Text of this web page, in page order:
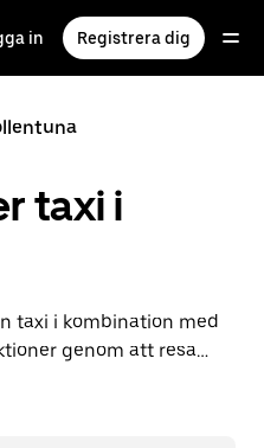
in Registrera dig
taxi i
taxi i kombination med
genom att resa
göra beställningar på